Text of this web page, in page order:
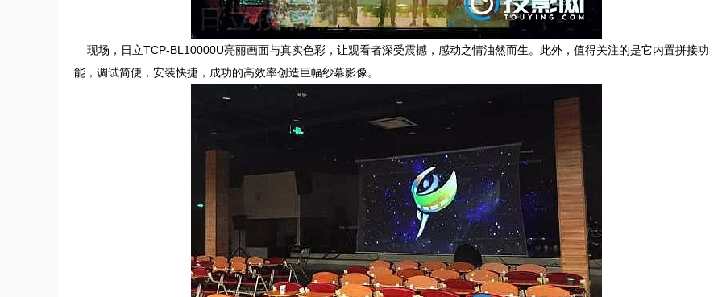
现场，日立TCP-BL10000U亮丽画面与真实色彩，让观看者深受震撼，感动之情油然而生。此外，值得关注的是它内置拼接功
能，调试简便，安装快捷，成功的高效率创造巨幅纱幕影像。